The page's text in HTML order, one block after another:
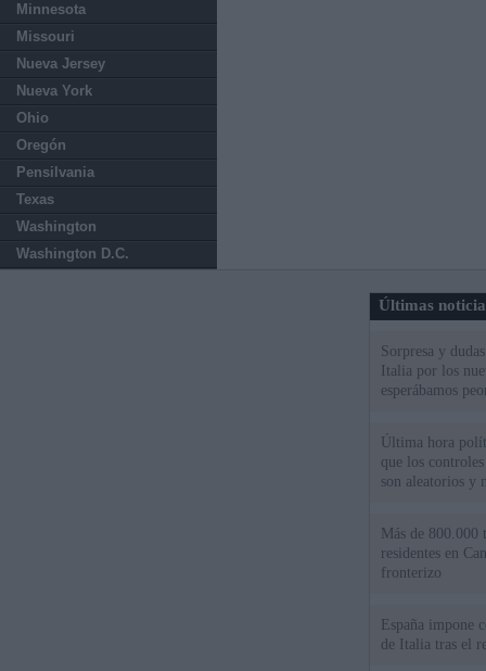
Minnesota
Missouri
Nueva Jersey
Nueva York
Ohio
Oregón
Pensilvania
Texas
Washington
Washington D.C.
Últimas
Sorpresa y
Italia por los
esperábamos
Última hora
que los
son aleatorios y
Más de 800.000
residentes en
fronterizo
España impone
de Italia tras el